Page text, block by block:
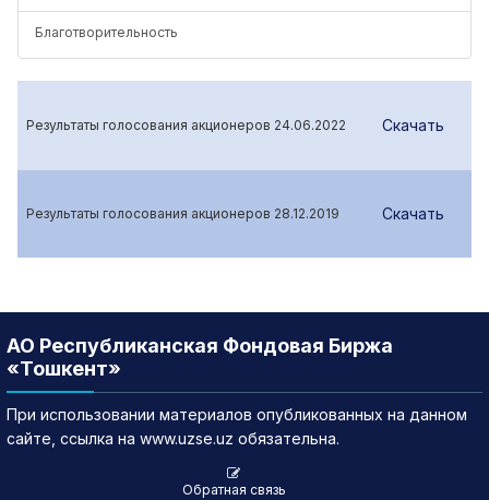
Благотворительность
Результаты голосования акционеров 24.06.2022 Скачать
Результаты голосования акционеров 28.12.2019 Скачать
АО Республиканская Фондовая Биржа
«Тошкент»
При использовании материалов опубликованных на данном
сайте, ссылка на www.uzse.uz обязательна.
Обратная связь